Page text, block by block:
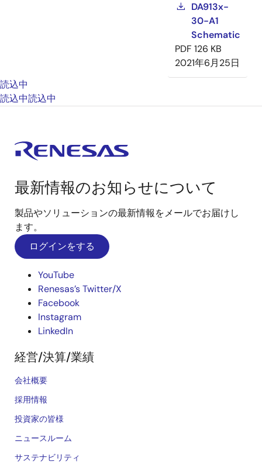
DA913x-
30-A1
Schematic
PDF 126 KB
2021年6月25日
読込中
読込中読込中
最新情報のお知らせについて
製品やソリューションの最新情報をメールでお届けし
ます。
ログインをする
YouTube
Renesas’s Twitter/X
Facebook
Instagram
LinkedIn
経営/決算/業績
会社概要
採用情報
投資家の皆様
ニュースルーム
サステナビリティ